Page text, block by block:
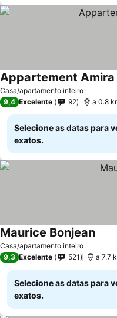
Casa/apartamento inteiro
Appartement
9,4 Excelente 92 a 0.8
Selecione as datas para
exatos.
Casa/apartamento inteiro
Maurice BonjeanVer
9,3 Excelente 521 a 7.7
Selecione as datas para
exatos.